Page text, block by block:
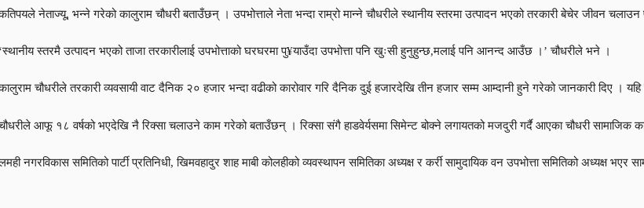
नेताज्यू, भन्ने गरेको कालुराम चौधरी बताउँछन् । उपभोत्ताले नेता भन्दा राम्रो मान्ने चौधरीले स्थानीय स्तरमा उत्पादन भएको तरकारी बेचेर जीवन
स्तरमै उत्पादन भएको ताजा तरकारीलाई उपभोत्ताको घरघरमा पु¥याउँदा उपभोत्ता पनि खुःसी हुनुहुन्छ,मलाई पनि आनन्द आउँछ ।’ चौधरीले भने ।
चौधरीले तरकारी व्यवसायी वाट दैनिक २० हजार भन्दा वढीको कारोवार गरि दैनिक दुई हजारदेखि तीन हजार सम्म आम्दानी हुने गरेको जानकारी दिए ।
आफू १८ वर्षको भएदेखि नै रिक्सा चलाउने काम गरेको बताउँछन् । रिक्सा संगै हाडवेर्यसमा सिमेन्ट बोक्ने लगायतको मजदुरी गर्दै आएका चौधरी सामाजिक
नगरविकास समितिको पार्टी प्रतिनिधी, खिमवहादुर शाह माबी कोलहीको व्यवस्थापन समितिका अध्यक्ष र कर्री सामुदायिक वन उपभोत्ता समितिको अध्यक्ष